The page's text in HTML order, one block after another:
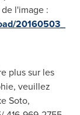
l'image :
20160503_
plus sur les
veuillez
Soto,